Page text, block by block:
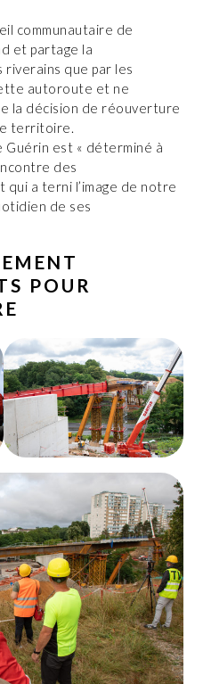
communautaire de
et partage la
que par les
autoroute et ne
la décision de réouverture
territoire.
Guérin est « déterminé à
des
a terni l’image de notre
de ses
POUR